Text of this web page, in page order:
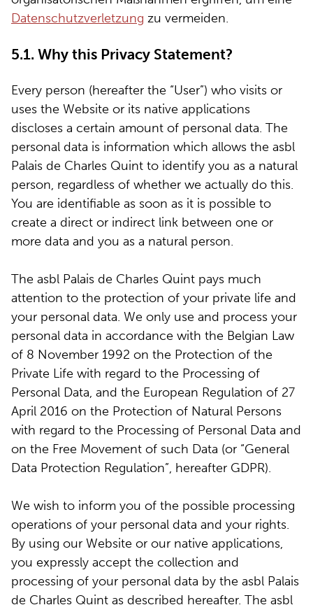
Datenschutzverletzung zu vermeiden.
5.1. Why this Privacy Statement?
Every person (hereafter the “User”) who visits or
uses the Website or its native applications
discloses a certain amount of personal data. The
personal data is information which allows the asbl
Palais de Charles Quint to identify you as a natural
person, regardless of whether we actually do this.
You are identifiable as soon as it is possible to
create a direct or indirect link between one or
more data and you as a natural person.
The asbl Palais de Charles Quint pays much
attention to the protection of your private life and
your personal data. We only use and process your
personal data in accordance with the Belgian Law
of 8 November 1992 on the Protection of the
Private Life with regard to the Processing of
Personal Data, and the European Regulation of 27
April 2016 on the Protection of Natural Persons
with regard to the Processing of Personal Data and
on the Free Movement of such Data (or “General
Data Protection Regulation”, hereafter GDPR).
We wish to inform you of the possible processing
operations of your personal data and your rights.
By using our Website or our native applications,
you expressly accept the collection and
processing of your personal data by the asbl Palais
de Charles Quint as described hereafter. The asbl